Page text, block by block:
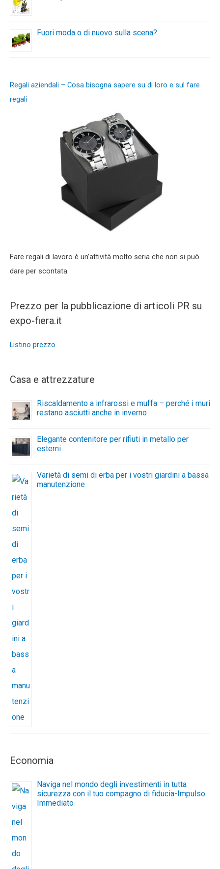
Fuori moda o di nuovo sulla scena?
Regali aziendali – Cosa bisogna sapere su di loro e sul fare
regali
Fare regali di lavoro è un’attività molto seria che non si può
dare per scontata.
Prezzo per la pubblicazione di articoli PR su
expo-fiera.it
Listino prezzo
Casa e attrezzature
Riscaldamento a infrarossi e muffa – perché i muri
restano asciutti anche in inverno
Elegante contenitore per rifiuti in metallo per
esterni
Varietà di semi di erba per i vostri giardini a bassa
manutenzione
Economia
Naviga nel mondo degli investimenti in tutta
sicurezza con il tuo compagno di fiducia-Impulso
Immediato